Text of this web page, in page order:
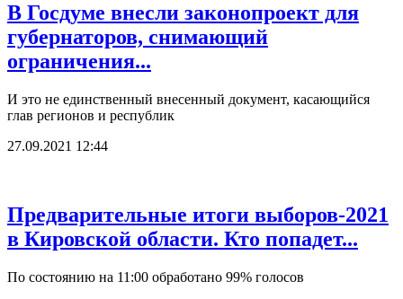
В Госдуме внесли законопроект для
губернаторов, снимающий
ограничения...
И это не единственный внесенный документ, касающийся
глав регионов и республик
27.09.2021 12:44
Предварительные итоги выборов-2021
в Кировской области. Кто попадет...
По состоянию на 11:00 обработано 99% голосов